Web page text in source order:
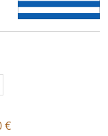
€